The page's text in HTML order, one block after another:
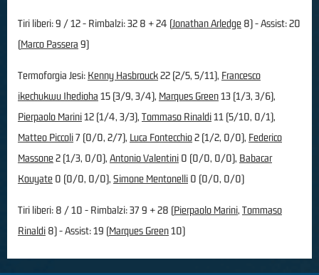
Tiri liberi: 9 / 12 - Rimbalzi: 32 8 + 24 (Jonathan Arledge 8) - Assist: 20
(Marco Passera 9)
Termoforgia Jesi: Kenny Hasbrouck22 (2/5, 5/11), Francesco
ikechukwu Ihedioha 15 (3/9, 3/4), Marques Green13 (1/3, 3/6),
Pierpaolo Marini12 (1/4, 3/3), Tommaso Rinaldi11 (5/10, 0/1),
Matteo Piccoli7 (0/0, 2/7), Luca Fontecchio2 (1/2, 0/0), Federico
Massone2 (1/3, 0/0), Antonio Valentini 0 (0/0, 0/0), Babacar
Kouyate 0 (0/0, 0/0), Simone Mentonelli 0 (0/0, 0/0)
Tiri liberi: 8 / 10 - Rimbalzi: 37 9 + 28 (Pierpaolo Marini, Tommaso
Rinaldi 8) - Assist: 19 (Marques Green10)